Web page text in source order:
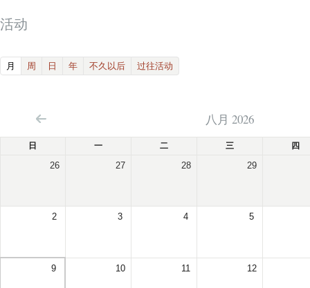
活动
月 (active tab)
周 日 年 不久以后 过往活动
八月 2026
日 一 二 三 四
26 27 28 29
2 3 4 5
9 10 11 12